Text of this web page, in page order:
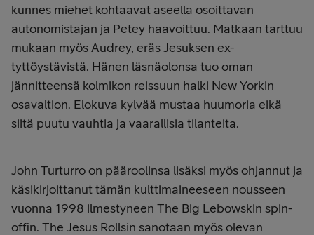
kunnes miehet kohtaavat aseella osoittavan
autonomistajan ja Petey haavoittuu. Matkaan tarttuu
mukaan myös Audrey, eräs Jesuksen ex-
tyttöystävistä. Hänen läsnäolonsa tuo oman
jännitteensä kolmikon reissuun halki New Yorkin
osavaltion. Elokuva kylvää mustaa huumoria eikä
siitä puutu vauhtia ja vaarallisia tilanteita.
John Turturro on pääroolinsa lisäksi myös ohjannut ja
käsikirjoittanut tämän kulttimaineeseen nousseen
vuonna 1998 ilmestyneen The Big Lebowskin spin-
offin. The Jesus Rollsin sanotaan myös olevan